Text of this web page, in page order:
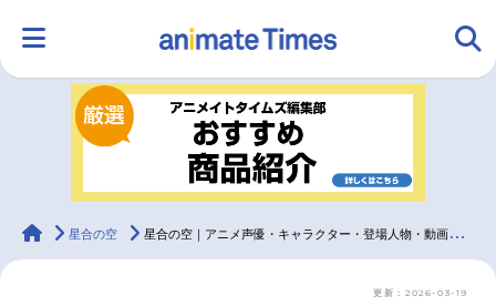
ランキング アニメ
ラジオ
animateTimes
星合の空 星合の空｜アニメ声優・キャラクター・登場人物・動画配信情報・2019秋アニメ最新情報一覧
更新：2026-03-19